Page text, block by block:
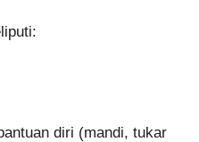
diri (mandi, tukar